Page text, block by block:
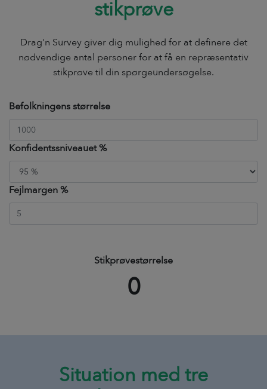
stikprøve
Drag'n Survey giver dig mulighed for at definere det
nødvendige antal personer for at få en repræsentativ
stikprøve til din spørgeundersøgelse.
Befolkningens størrelse
Konfidentssniveauet %
Fejlmargen %
Stikprøvestørrelse
0
Situation med tre